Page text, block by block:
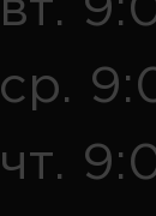
вт.
ср.
чт.